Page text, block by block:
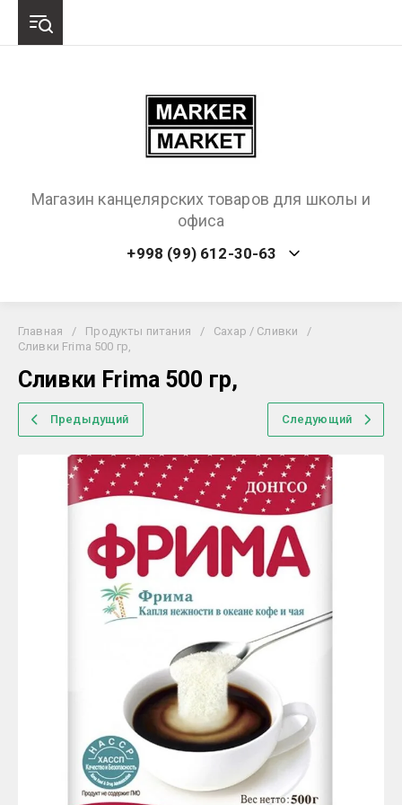
Магазин канцелярских товаров для школы и
офиса
+998 (99) 612-30-63
Главная / Продукты питания / Сахар / Сливки
/
Сливки Frima 500 гр,
Сливки Frima 500 гр,
Предыдущий Следующий